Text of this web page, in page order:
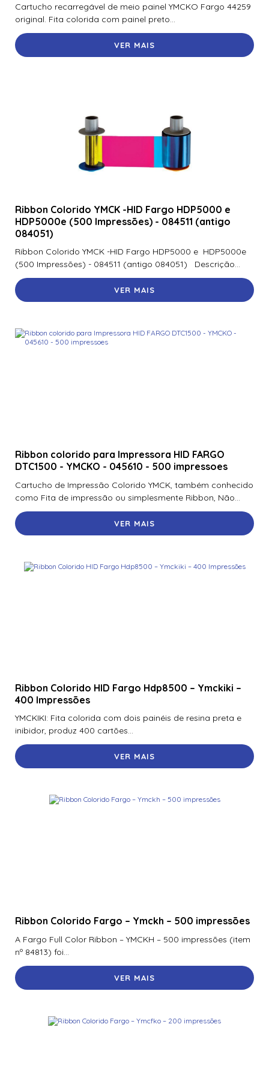
Cartucho recarregável de meio painel YMCKO Fargo 44259
original. Fita colorida com painel preto...
VER MAIS
Ribbon Colorido YMCK -HID Fargo HDP5000 e
HDP5000e (500 Impressões) - 084511 (antigo
084051)
Ribbon Colorido YMCK -HID Fargo HDP5000 e HDP5000e
(500 Impressões) - 084511 (antigo 084051) Descrição...
VER MAIS
Ribbon colorido para Impressora HID FARGO
DTC1500 - YMCKO - 045610 - 500 impressoes
Cartucho de Impressão Colorido YMCK, também conhecido
como Fita de impressão ou simplesmente Ribbon, Não...
VER MAIS
Ribbon Colorido HID Fargo Hdp8500 – Ymckiki –
400 Impressões
YMCKIKI: Fita colorida com dois painéis de resina preta e
inibidor, produz 400 cartões...
VER MAIS
Ribbon Colorido Fargo – Ymckh – 500 impressões
A Fargo Full Color Ribbon – YMCKH – 500 impressões (item
nº 84813) foi...
VER MAIS